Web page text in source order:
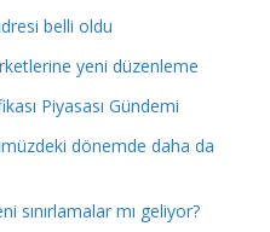
belli oldu
yeni düzenleme
Piyasası Gündemi
dönemde daha da
sınırlamalar mı geliyor?